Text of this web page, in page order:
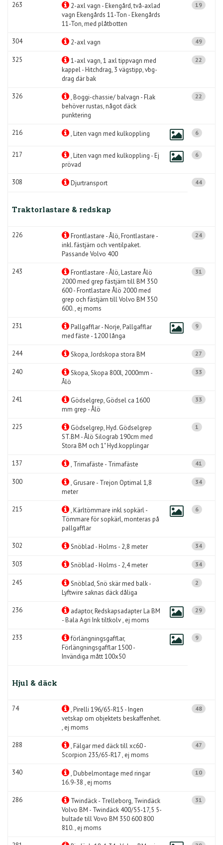
263
2-axl vagn - Ekengård, två-axlad
vagn Ekengårds 11-Ton - Ekengårds
11-Ton, med plåtbotten
19
304 2-axl vagn 49
325
1-axl vagn, 1 axl tippvagn med
kappel - Hitchdrag, 3 vägstipp, vbg-
drag där bak
22
326
, Boggi-chassie/ balvagn - Flak
behöver rustas, något däck
punktering
22
216 , Liten vagn med kulkoppling 6
217
, Liten vagn med kulkoppling - Ej
prövad
6
308 Djurtransport 44
Traktorlastare & redskap
226
Frontlastare - Ålö, Frontlastare -
inkl. fästjärn och ventilpaket.
Passande Volvo 400
24
243
Frontlastare - Ålö, Lastare Ålö
2000 med grep fästjärn till BM 350
600 - Frontlastare Ålö 2000 med
grep och fästjärn till Volvo BM 350
600. , ej moms
31
231
Pallgafflar - Norje, Pallgafflar
med fäste - 1200 långa
9
244 Skopa, Jordskopa stora BM 27
240
Skopa, Skopa 800l, 2000mm -
Ålö
33
241
Gödselgrep, Gödsel ca 1600
mm grep - Ålö
33
225
Gödselgrep, Hyd. Gödselgrep
ST.BM - Ålö Silograb 190cm med
Stora BM och 1" Hyd.kopplingar
1
137 , Trimafäste - Trimafäste 41
300
, Grusare - Trejon Optimal 1,8
meter
34
215
, Kärltömmare inkl sopkärl -
Tömmare för sopkärl, monteras på
pallgafflar
6
302 Snöblad - Holms - 2,8 meter 34
303 Snöblad - Holms - 2,4 meter 34
245
Snöblad, Snö skär med balk -
Lyftwire saknas däck dåliga
2
236
adaptor, Redskapsadapter La BM
- Bala Agri Ink tiltkolv , ej moms
29
233
förlängningsgafflar,
Förlängningsgafflar 1500 -
Invändiga mått 100x50
9
Hjul & däck
74
, Pirelli 196/65-R15 - Ingen
vetskap om objektets beskaffenhet.
, ej moms
48
288
, Fälgar med däck till xc60 -
Scorpion 235/65-R17 , ej moms
47
340
, Dubbelmontage med ringar
16.9-38 , ej moms
10
286
Twindäck - Trelleborg, Twindäck
Volvo BM - Twindäck 400/55-17,5 5-
bultade till Vovo BM 350 600 800
810. , ej moms
31